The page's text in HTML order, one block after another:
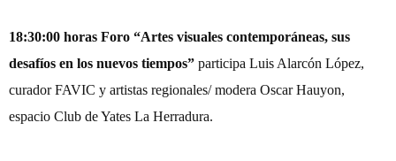
18:30:00 horas Foro “Artes visuales contemporáneas, sus
desafíos en los nuevos tiempos” participa Luis Alarcón López,
curador FAVIC y artistas regionales/ modera Oscar Hauyon,
espacio Club de Yates La Herradura.